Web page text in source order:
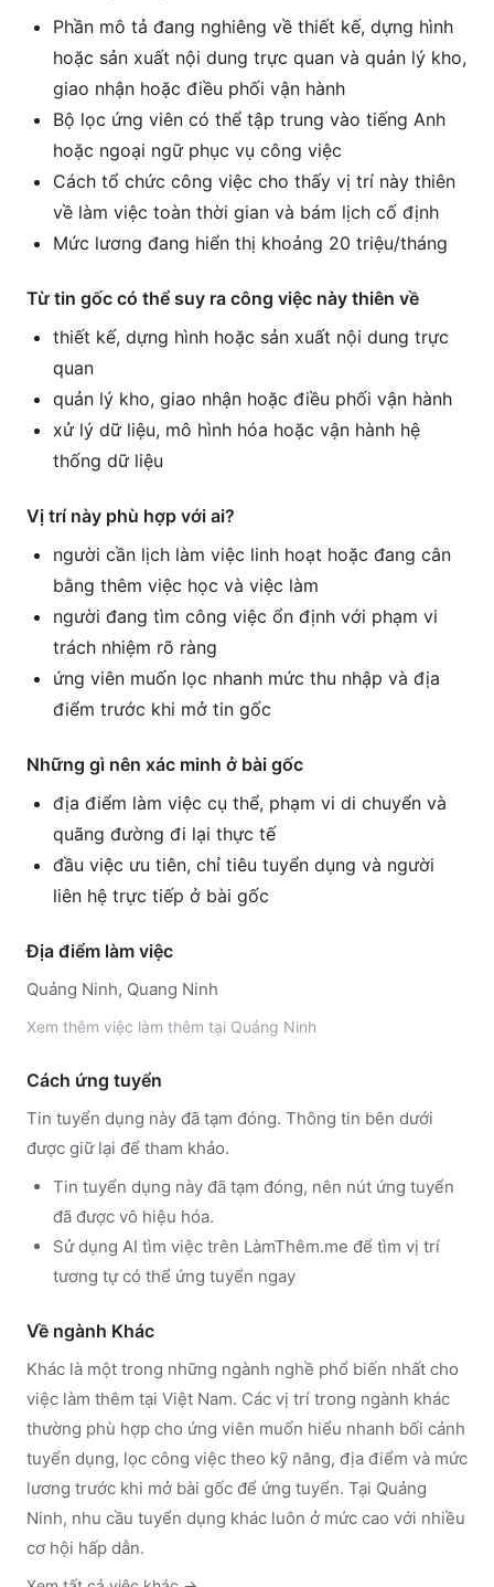
Phần mô tả đang nghiêng về thiết kế, dựng hình
hoặc sản xuất nội dung trực quan và quản lý kho,
giao nhận hoặc điều phối vận hành
Bộ lọc ứng viên có thể tập trung vào tiếng Anh
hoặc ngoại ngữ phục vụ công việc
Cách tổ chức công việc cho thấy vị trí này thiên
về làm việc toàn thời gian và bám lịch cố định
Mức lương đang hiển thị khoảng 20 triệu/tháng
Từ tin gốc có thể suy ra công việc này thiên về
thiết kế, dựng hình hoặc sản xuất nội dung trực
quan
quản lý kho, giao nhận hoặc điều phối vận hành
xử lý dữ liệu, mô hình hóa hoặc vận hành hệ
thống dữ liệu
Vị trí này phù hợp với ai?
người cần lịch làm việc linh hoạt hoặc đang cân
bằng thêm việc học và việc làm
người đang tìm công việc ổn định với phạm vi
trách nhiệm rõ ràng
ứng viên muốn lọc nhanh mức thu nhập và địa
điểm trước khi mở tin gốc
Những gì nên xác minh ở bài gốc
địa điểm làm việc cụ thể, phạm vi di chuyển và
quãng đường đi lại thực tế
đầu việc ưu tiên, chỉ tiêu tuyển dụng và người
liên hệ trực tiếp ở bài gốc
Địa điểm làm việc
Quảng Ninh, Quang Ninh
Xem thêm việc làm thêm tại Quảng Ninh
Cách ứng tuyển
Tin tuyển dụng này đã tạm đóng. Thông tin bên dưới
được giữ lại để tham khảo.
Tin tuyển dụng này đã tạm đóng, nên nút ứng tuyển
đã được vô hiệu hóa.
Sử dụng AI tìm việc trên LàmThêm.me để tìm vị trí
tương tự có thể ứng tuyển ngay
Về ngành Khác
Khác là một trong những ngành nghề phổ biến nhất cho
việc làm thêm tại Việt Nam. Các vị trí trong ngành khác
thường phù hợp cho ứng viên muốn hiểu nhanh bối cảnh
tuyển dụng, lọc công việc theo kỹ năng, địa điểm và mức
lương trước khi mở bài gốc để ứng tuyển. Tại Quảng
Ninh, nhu cầu tuyển dụng khác luôn ở mức cao với nhiều
cơ hội hấp dẫn.